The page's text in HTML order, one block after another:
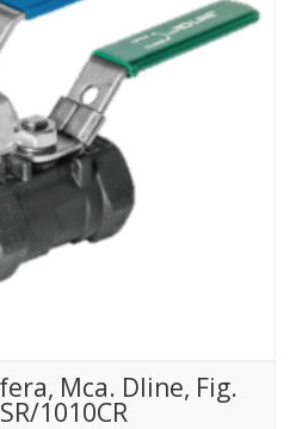
Mca. Dline, Fig.
1010CR